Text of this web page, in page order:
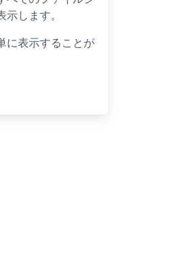
します。
に表示することが